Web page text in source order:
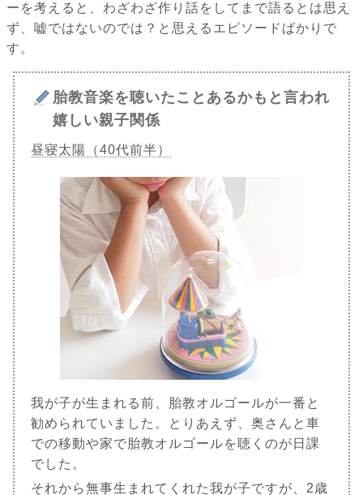
ーを考えると、わざわざ作り話をしてまで語るとは思え
ず、嘘ではないのでは？と思えるエピソードばかりで
す。
胎教音楽を聴いたことあるかもと言われ
嬉しい親子関係
昼寝太陽（40代前半）
我が子が生まれる前、胎教オルゴールが一番と
勧められていました。とりあえず、奥さんと車
での移動や家で胎教オルゴールを聴くのが日課
でした。
それから無事生まれてくれた我が子ですが、2歳